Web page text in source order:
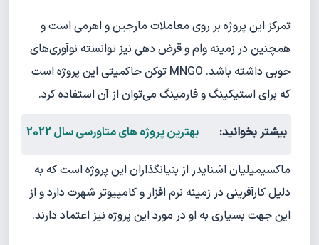
تمرکز این پروژه بر روی معاملات مارجین و اهرمی است و
همچنین در زمینه وام و قرض دهی نیز توانسته نوآوری‌های
خوبی داشته باشد. MNGO توکن حاکمیتی این پروژه است
که برای استیکینگ و فارمینگ می‌توان از آن استفاده کرد.
بیشتر بخوانید: بهترین پروژه های متاورسی سال 2022
ماکسیمیلیان اشنایدر از بنیانگذاران این پروژه است که به
دلیل کارآفرینی در زمینه نرم افزار و کامپیوتر شهرت دارد و از
این جهت بسیاری به او در مورد این پروژه نیز اعتماد دارند.